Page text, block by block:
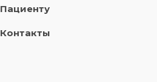
Пациенту
Контакты